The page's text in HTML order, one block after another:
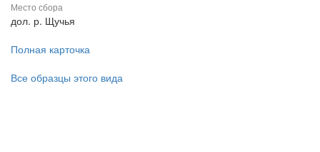
Место сбора
дол. р. Щучья
Полная карточка
Все образцы этого вида